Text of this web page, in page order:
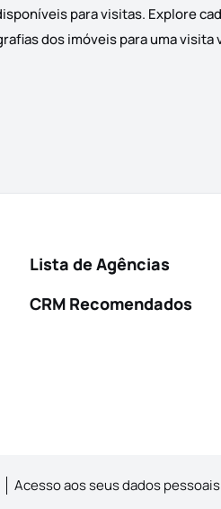
para visitas. Explore
dos imóveis para uma
Lista de Agências
CRM Recomendados
Acesso aos seus dados pessoais